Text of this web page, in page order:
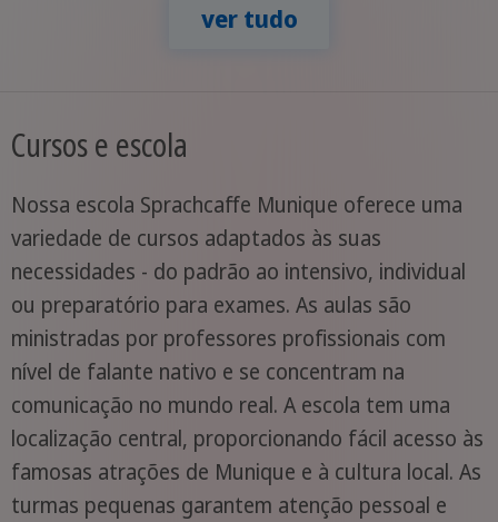
ver tudo
Cursos e escola
Nossa escola Sprachcaffe Munique oferece uma
variedade de cursos adaptados às suas
necessidades - do padrão ao intensivo, individual
ou preparatório para exames. As aulas são
ministradas por professores profissionais com
nível de falante nativo e se concentram na
comunicação no mundo real. A escola tem uma
localização central, proporcionando fácil acesso às
famosas atrações de Munique e à cultura local. As
turmas pequenas garantem atenção pessoal e